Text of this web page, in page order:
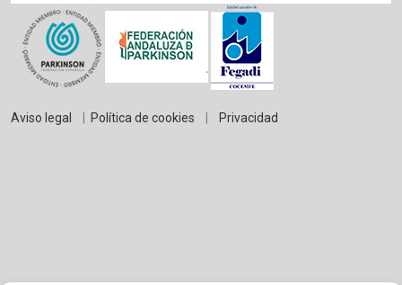
Aviso legal Política de cookies Privacidad